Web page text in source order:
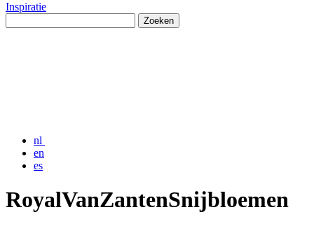
Inspiratie
nl
en
es
RoyalVanZantenSnijbloemen